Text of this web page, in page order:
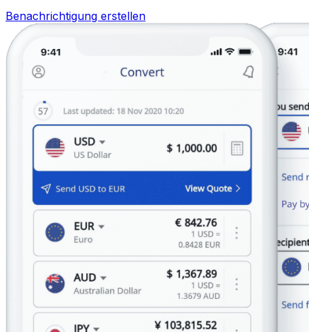
Benachrichtigung erstellen